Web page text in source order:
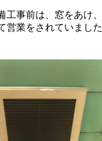
工事前は、窓をあけ
営業をされていました